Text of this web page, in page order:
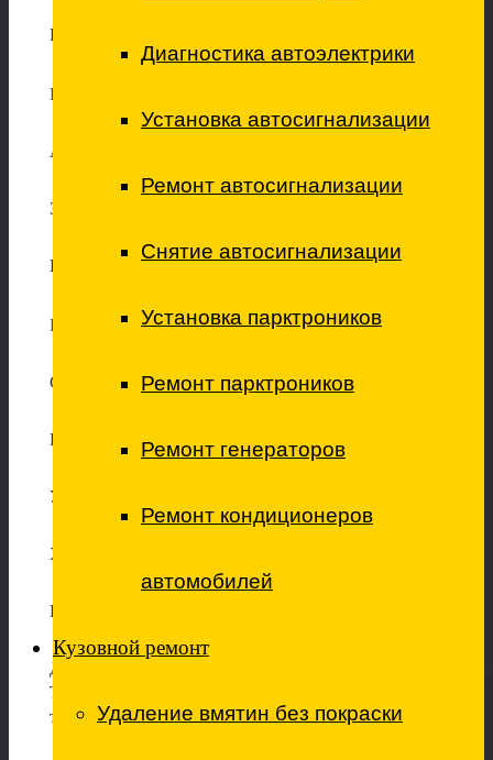
Диагностика автоэлектрики
Установка автосигнализации
Ремонт автосигнализации
Снятие автосигнализации
Установка парктроников
Ремонт парктроников
Ремонт генераторов
Ремонт кондиционеров
автомобилей
Кузовной ремонт
Удаление вмятин без покраски
Регулировка фар
Ремонт кондиционеров
Антибактериальна
Заправка кондиционера
Ремонт системы кондиционера
Прочие ремонтные работы
Сход-развал
Балансировка и шиномонтаж
Установка дополнительного оборудования
Химчистка салона
Ремонт форсунок (дизель)
Дополнительные виды работ обсуждаются в
Так же в нашем техцентре имеются в наличии любые
технические жидкости и расходные материалы.